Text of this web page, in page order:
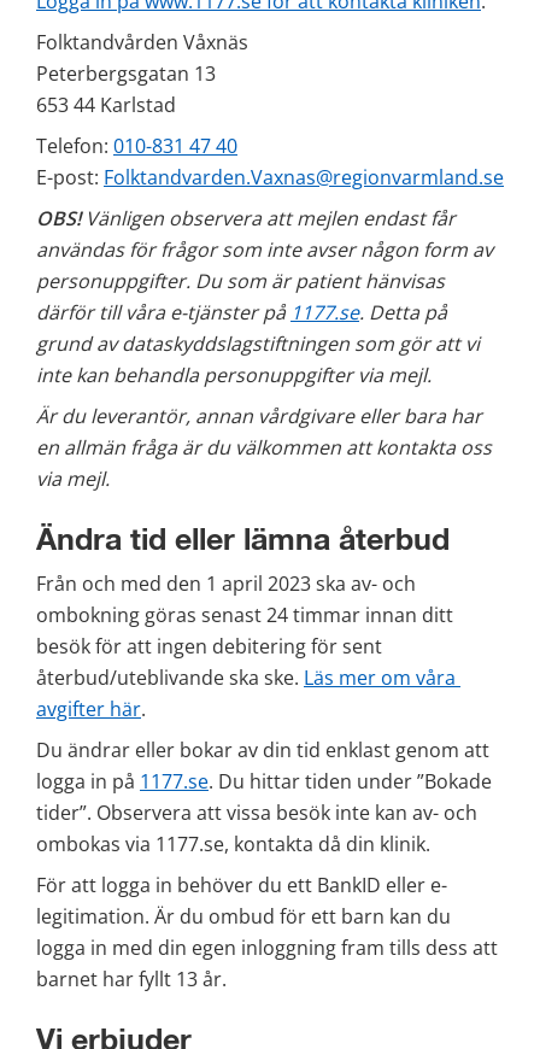
Folktandvården Våxnäs
Peterbergsgatan 13
653 44 Karlstad
Telefon: 010-831 47 40
E-post: Folktandvarden.Vaxnas@regionvarmland.se
OBS! Vänligen observera att mejlen endast får
användas för frågor som inte avser någon form av
personuppgifter. Du som är patient hänvisas
därför till våra e-tjänster på 1177.se. Detta på
grund av dataskyddslagstiftningen som gör att vi
inte kan behandla personuppgifter via mejl.
Är du leverantör, annan vårdgivare eller bara har
en allmän fråga är du välkommen att kontakta oss
via mejl.
Ändra tid eller lämna återbud
Från och med den 1 april 2023 ska av- och
ombokning göras senast 24 timmar innan ditt
besök för att ingen debitering för sent
återbud/uteblivande ska ske. Läs mer om våra
avgifter här.
Du ändrar eller bokar av din tid enklast genom att
logga in på 1177.se. Du hittar tiden under ”Bokade
tider”. Observera att vissa besök inte kan av- och
ombokas via 1177.se, kontakta då din klinik.
För att logga in behöver du ett BankID eller e-
legitimation. Är du ombud för ett barn kan du
logga in med din egen inloggning fram tills dess att
barnet har fyllt 13 år.
Vi erbjuder